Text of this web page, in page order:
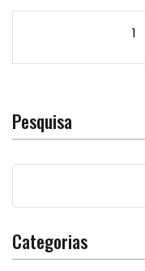
1
Pesquisa
Categorias